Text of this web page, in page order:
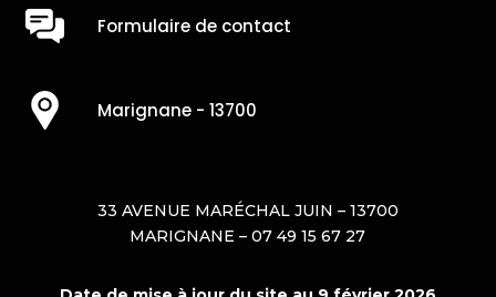
Formulaire de contact
Marignane - 13700
33 AVENUE MARÉCHAL JUIN – 13700
MARIGNANE – 07 49 15 67 27